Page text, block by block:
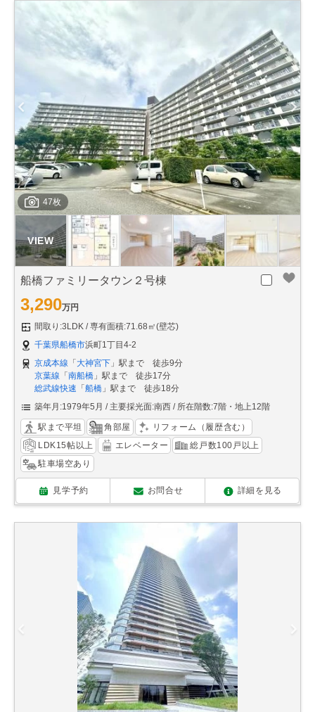
47枚
船橋ファミリータウン２号棟
3,290万円
間取り:3LDK
専有面積:71.68㎡(壁芯)
千葉県船橋市浜町1丁目4-2
京成本線 「 大神宮下 」駅まで 徒歩9分
京葉線 「 南船橋 」駅まで 徒歩17分
総武線快速 「 船橋 」駅まで 徒歩18分
築年月:1979年5月
主要採光面:南西 所在階数:7階・地上12階
駅まで平坦 角部屋
リフォーム（履歴含む）
LDK15帖以上
エレベーター
総戸数100戸以上
駐車場空あり
見学予約 お問合せ 詳細を見る